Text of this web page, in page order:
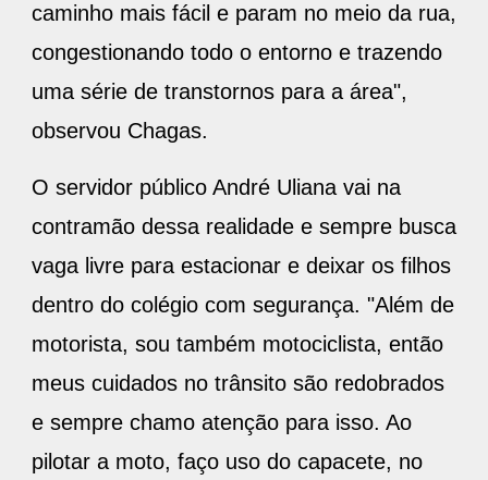
caminho mais fácil e param no meio da rua,
congestionando todo o entorno e trazendo
uma série de transtornos para a área",
observou Chagas.
O servidor público André Uliana vai na
contramão dessa realidade e sempre busca
vaga livre para estacionar e deixar os filhos
dentro do colégio com segurança. "Além de
motorista, sou também motociclista, então
meus cuidados no trânsito são redobrados
e sempre chamo atenção para isso. Ao
pilotar a moto, faço uso do capacete, no